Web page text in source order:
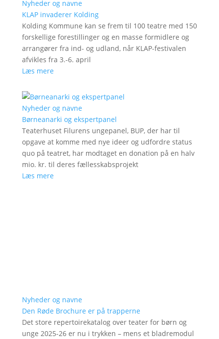
Nyheder og navne
KLAP invaderer Kolding
Kolding Kommune kan se frem til 100 teatre med 150
forskellige forestillinger og en masse formidlere og
arrangører fra ind- og udland, når KLAP-festivalen
afvikles fra 3.-6. april
Læs mere
Nyheder og navne
Børneanarki og ekspertpanel
Teaterhuset Filurens ungepanel, BUP, der har til
opgave at komme med nye ideer og udfordre status
quo på teatret, har modtaget en donation på en halv
mio. kr. til deres fællesskabsprojekt
Læs mere
Nyheder og navne
Den Røde Brochure er på trapperne
Det store repertoirekatalog over teater for børn og
unge 2025-26 er nu i trykken – mens et bladremodul